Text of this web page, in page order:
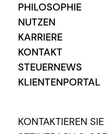
PHILOSOPHIE
NUTZEN
KARRIERE
KONTAKT
STEUERNEWS
KLIENTENPORTAL
KONTAKTIEREN SIE